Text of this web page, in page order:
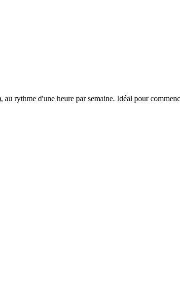
rythme d'une heure par semaine. Idéal pour